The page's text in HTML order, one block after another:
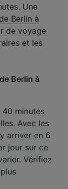
Une
Berlin à
de voyage
et les
Berlin à
40 minutes
Avec les
arriver en 6
jour sur ce
Vérifiez